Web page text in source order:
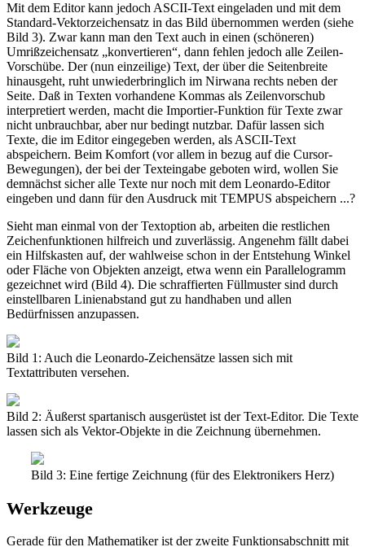
Mit dem Editor kann jedoch ASCII-Text eingeladen und mit dem
Standard-Vektorzeichensatz in das Bild übernommen werden (siehe
Bild 3). Zwar kann man den Text auch in einen (schöneren)
Umrißzeichensatz „konvertieren“, dann fehlen jedoch alle Zeilen-
Vorschübe. Der (nun einzeilige) Text, der über die Seitenbreite
hinausgeht, ruht unwiederbringlich im Nirwana rechts neben der
Seite. Daß in Texten vorhandene Kommas als Zeilenvorschub
interpretiert werden, macht die Importier-Funktion für Texte zwar
nicht unbrauchbar, aber nur bedingt nutzbar. Dafür lassen sich
Texte, die im Editor eingegeben werden, als ASCII-Text
abspeichern. Beim Komfort (vor allem in bezug auf die Cursor-
Bewegungen), der bei der Texteingabe geboten wird, wollen Sie
demnächst sicher alle Texte nur noch mit dem Leonardo-Editor
eingeben und dann für den Ausdruck mit TEMPUS abspeichern ...?
Sieht man einmal von der Textoption ab, arbeiten die restlichen
Zeichenfunktionen hilfreich und zuverlässig. Angenehm fällt dabei
ein Hilfskasten auf, der wahlweise schon in der Entstehung Winkel
oder Fläche von Objekten anzeigt, etwa wenn ein Parallelogramm
gezeichnet wird (Bild 4). Die schraffierten Füllmuster sind durch
einstellbaren Linienabstand gut zu handhaben und allen
Bedürfnissen anzupassen.
Bild 1: Auch die Leonardo-Zeichensätze lassen sich mit
Textattributen versehen.
Bild 2: Äußerst spartanisch ausgerüstet ist der Text-Editor. Die Texte
lassen sich als Vektor-Objekte in die Zeichnung übernehmen.
Bild 3: Eine fertige Zeichnung (für des Elektronikers Herz)
Werkzeuge
Gerade für den Mathematiker ist der zweite Funktionsabschnitt mit